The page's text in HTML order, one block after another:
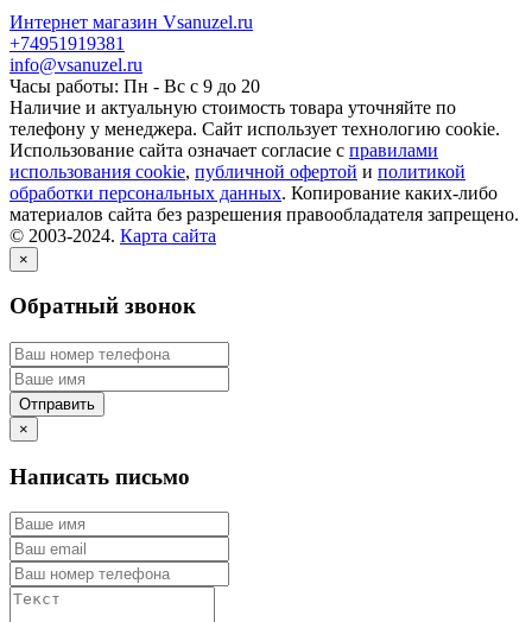
Интернет магазин Vsanuzel.ru
+74951919381
info@vsanuzel.ru
Часы работы: Пн - Вс с 9 до 20
Наличие и актуальную стоимость товара уточняйте по
телефону у менеджера. Сайт использует технологию cookie.
Использование сайта означает согласие с правилами
использования cookie, публичной офертой и политикой
обработки персональных данных. Копирование каких-либо
материалов сайта без разрешения правообладателя запрещено.
© 2003-2024. Карта сайта
×
Обратный звонок
×
Написать письмо